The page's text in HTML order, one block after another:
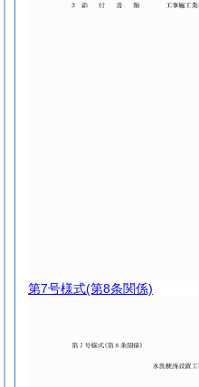
第7号様式(第8条関係)